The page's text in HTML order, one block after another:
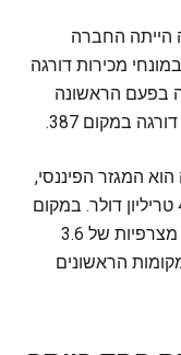
הייתה החברה
מכירות דורגה
שנכנסה בפעם הראשונה
המגזר הפיננסי,
עם 95 חברות והכנסות מצרפיות של 4.1 טריליון דולר. במקום
השני מגזר שירותי הבריאות עם הכנסות מצרפיות של 3.6
דולר, ועם שמונה נציגות ב-25 המקומות הראשונים